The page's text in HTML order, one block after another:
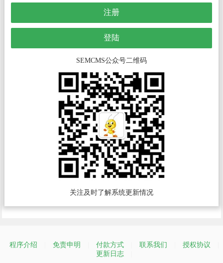
注册
登陆
SEMCMS公众号二维码
关注及时了解系统更新情况
程序介绍 免责申明 付款方式 联系我们 授权协议
更新日志